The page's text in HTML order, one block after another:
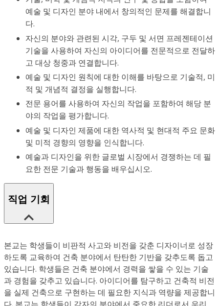
예술 및 디자인 분야 내에서 창의적인 문제를 해결합니
다.
자신의 분야와 관련된 시각, 구두 및 서면 프레젠테이션
기술을 사용하여 자신의 아이디어를 전문적으로 전달하
고 대상 청중과 연결합니다.
예술 및 디자인 원칙에 대한 이해를 바탕으로 기술적, 미
적 및 개념적 결정을 실행합니다.
전문 용어를 사용하여 자신의 작업을 포함하여 해당 분
야의 작업을 평가합니다.
예술 및 디자인 제품에 대한 역사적 및 현대적 주요 문화
및 미적 경향의 영향을 인식합니다.
예술과 디자인을 위한 글로벌 시장에서 경쟁하는 데 필
요한 전문 기술과 행동을 배우십시오.
직업 기회
본교는 학생들이 비판적 사고와 비전을 갖춘 디자이너로 성장
하도록 교육하여 건축 분야에서 탄탄한 기반을 갖추도록 돕고
있습니다. 학생들은 건축 분야에서 경력을 쌓을 수 있는 기술
과 경험을 갖추고 있습니다. 아이디어를 탐구하고 건축적 비전
을 실제 건축으로 구현하는 데 필요한 지식과 역량을 제공합니